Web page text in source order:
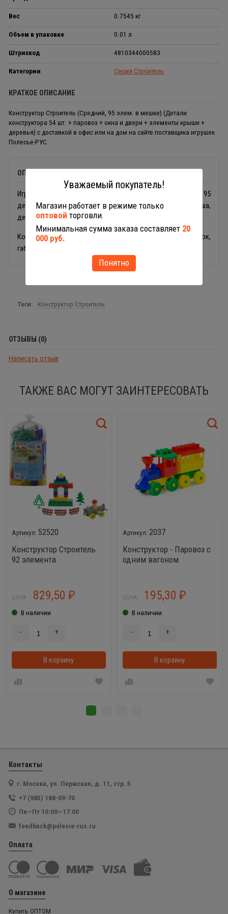
Вес 0.7545 кг
Объем в упаковке 0.01 л
Штрихкод 4810344000583
Категории Серия Строитель
КРАТКОЕ ОПИСАНИЕ
Конструктор Строитель (Средний, 95 элем. в мешке) (Детали
конструктора 54 шт. + паровоз + окна и двери + элементы крыши +
деревья) с доставкой в офис или на дом на сайте поставщика игрушек
Полесье-РУС.
ОПИСАНИЕ
Игровой набор
Полесье состоит из 95
деталей: платформы с колесами, двери, окна, крыша,
деревья, паровоз и обычные элементы.
Комплекты серии идентичны. Игрушка упакована в мешок,
габариты в собранном виде 20x12x40 см.
Теги: Конструктор Строитель
ОТЗЫВЫ (0)
Написать отзыв
ТАКЖЕ ВАС МОГУТ ЗАИНТЕРЕСОВАТЬ
52520
Конструктор Строитель
92 элемента
ЦЕНА: 829,50 ₽
В наличии
- +
В корзину В корзинке
2037
Конструктор - Паровоз с
одним вагоном
ЦЕНА: 195,30 ₽
В наличии
- +
В корзину
Контакты
г. Москва, ул. Пермская, д. 11, стр. 5
+7 (985) 188-09-70
Пн—Пт 10:00—17:00
feedback@polesie-rus.ru
Оплата
О магазине
Купить ОПТОМ
Уважаемый покупатель!
Магазин работает в режиме только
оптовой торговли.
Минимальная сумма заказа составляет 20
000 руб.
Понятно